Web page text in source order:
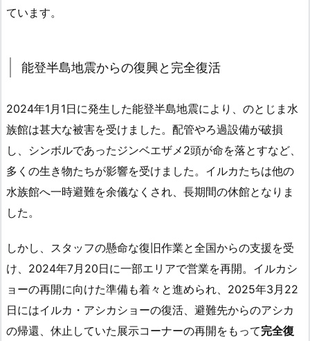
ています。
能登半島地震からの復興と完全復活
2024年1月1日に発生した能登半島地震により、のとじま水
族館は甚大な被害を受けました。配管やろ過設備が破損
し、シンボルであったジンベエザメ2頭が命を落とすなど、
多くの生き物たちが影響を受けました。イルカたちは他の
水族館へ一時避難を余儀なくされ、長期間の休館となりま
した。
しかし、スタッフの懸命な復旧作業と全国からの支援を受
け、2024年7月20日に一部エリアで営業を再開。イルカシ
ョーの再開に向けた準備も着々と進められ、2025年3月22
日にはイルカ・アシカショーの復活、避難先からのアシカ
の帰還、休止していた展示コーナーの再開をもって完全復